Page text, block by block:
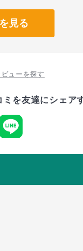
見る
ューを探す
を友達にシェア